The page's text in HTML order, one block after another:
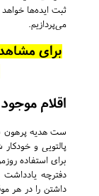
ثبت ایده‌ها
می‌پردازیم.
برای
اقلام
ست هدیه پرهون
پالتویی و
برای استفاده
دفترچه
داشتن را در هر